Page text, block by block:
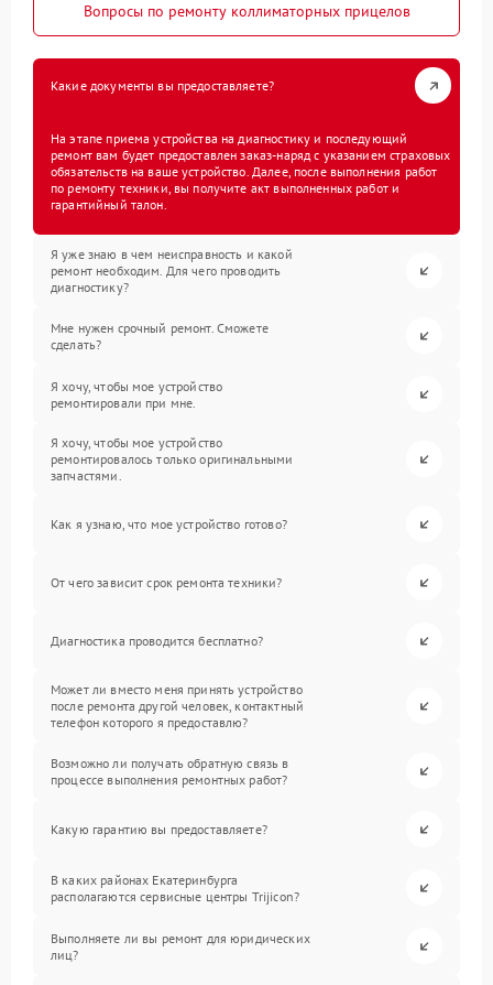
Вопросы по ремонту коллиматорных прицелов
Какие документы вы предоставляете?
На этапе приема устройства на диагностику и последующий
ремонт вам будет предоставлен заказ-наряд с указанием страховых
обязательств на ваше устройство. Далее, после выполнения работ
по ремонту техники, вы получите акт выполненных работ и
гарантийный талон.
Я уже знаю в чем неисправность и какой
ремонт необходим. Для чего проводить
диагностику?
Мне нужен срочный ремонт. Сможете
сделать?
Я хочу, чтобы мое устройство
ремонтировали при мне.
Я хочу, чтобы мое устройство
ремонтировалось только оригинальными
запчастями.
Как я узнаю, что мое устройство готово?
От чего зависит срок ремонта техники?
Диагностика проводится бесплатно?
Может ли вместо меня принять устройство
после ремонта другой человек, контактный
телефон которого я предоставлю?
Возможно ли получать обратную связь в
процессе выполнения ремонтных работ?
Какую гарантию вы предоставляете?
В каких районах Екатеринбурга
располагаются сервисные центры Trijicon?
Выполняете ли вы ремонт для юридических
лиц?